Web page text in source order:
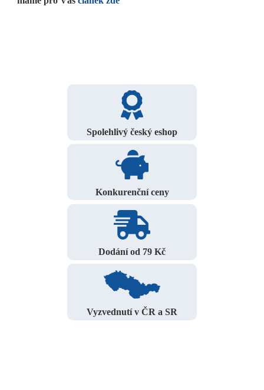
Spolehlivý český eshop
Konkurenční ceny
Dodání od 79 Kč
Vyzvednutí v ČR a SR